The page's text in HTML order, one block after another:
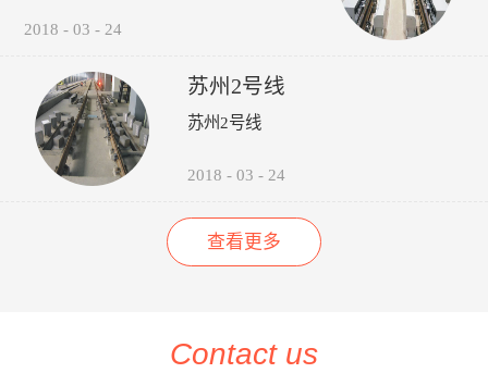
的车辆检修管理系统全面解决
了我们以往工作中的所有难
了，管理更规范标准了，我们
上了一个新台阶了。” ——重
修管理人员
轮对踏面擦伤深度与面积、轮
缘厚度、轮缘高度、QR值、
2018 - 03 - 24
苏州2号线
苏州2号线
2018 - 03 - 24
查看更多
Contact us